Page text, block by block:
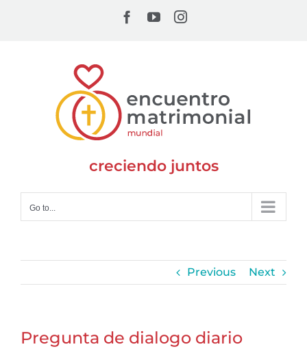
Facebook
YouTubeInstagram
creciendo juntos
Go to...
Previous Next
Pregunta de dialogo diario